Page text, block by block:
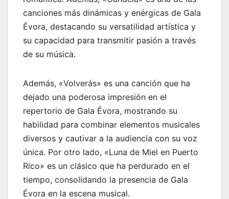
canciones más dinámicas y enérgicas de Gala
Évora, destacando su versatilidad artística y
su capacidad para transmitir pasión a través
de su música.
Además, «Volverás» es una canción que ha
dejado una poderosa impresión en el
repertorio de Gala Évora, mostrando su
habilidad para combinar elementos musicales
diversos y cautivar a la audiencia con su voz
única. Por otro lado, «Luna de Miel en Puerto
Rico» es un clásico que ha perdurado en el
tiempo, consolidando la presencia de Gala
Évora en la escena musical.